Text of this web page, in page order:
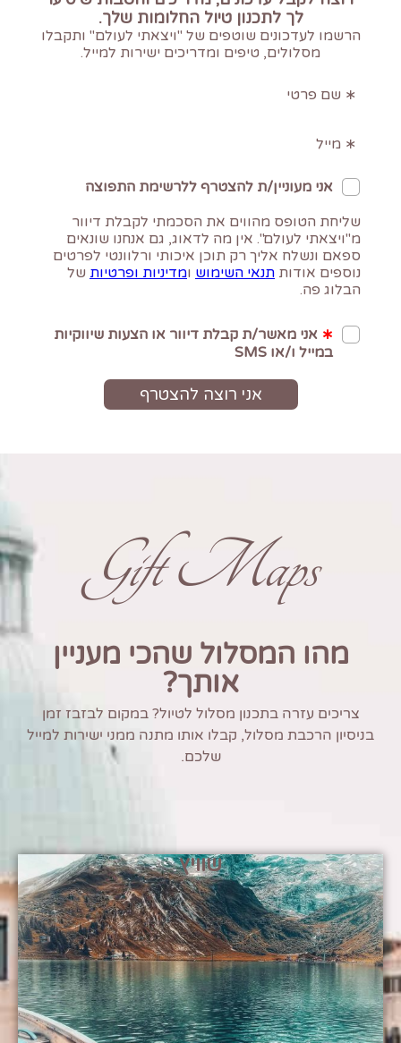
Gift Maps
מהו המסלול שהכי מעניין
אותך?
צריכים עזרה בתכנון מסלול לטיול? במקום לבזבז זמן
בניסיון הרכבת מסלול, קבלו אותו מתנה ממני ישירות למייל
שלכם.
שוויץ